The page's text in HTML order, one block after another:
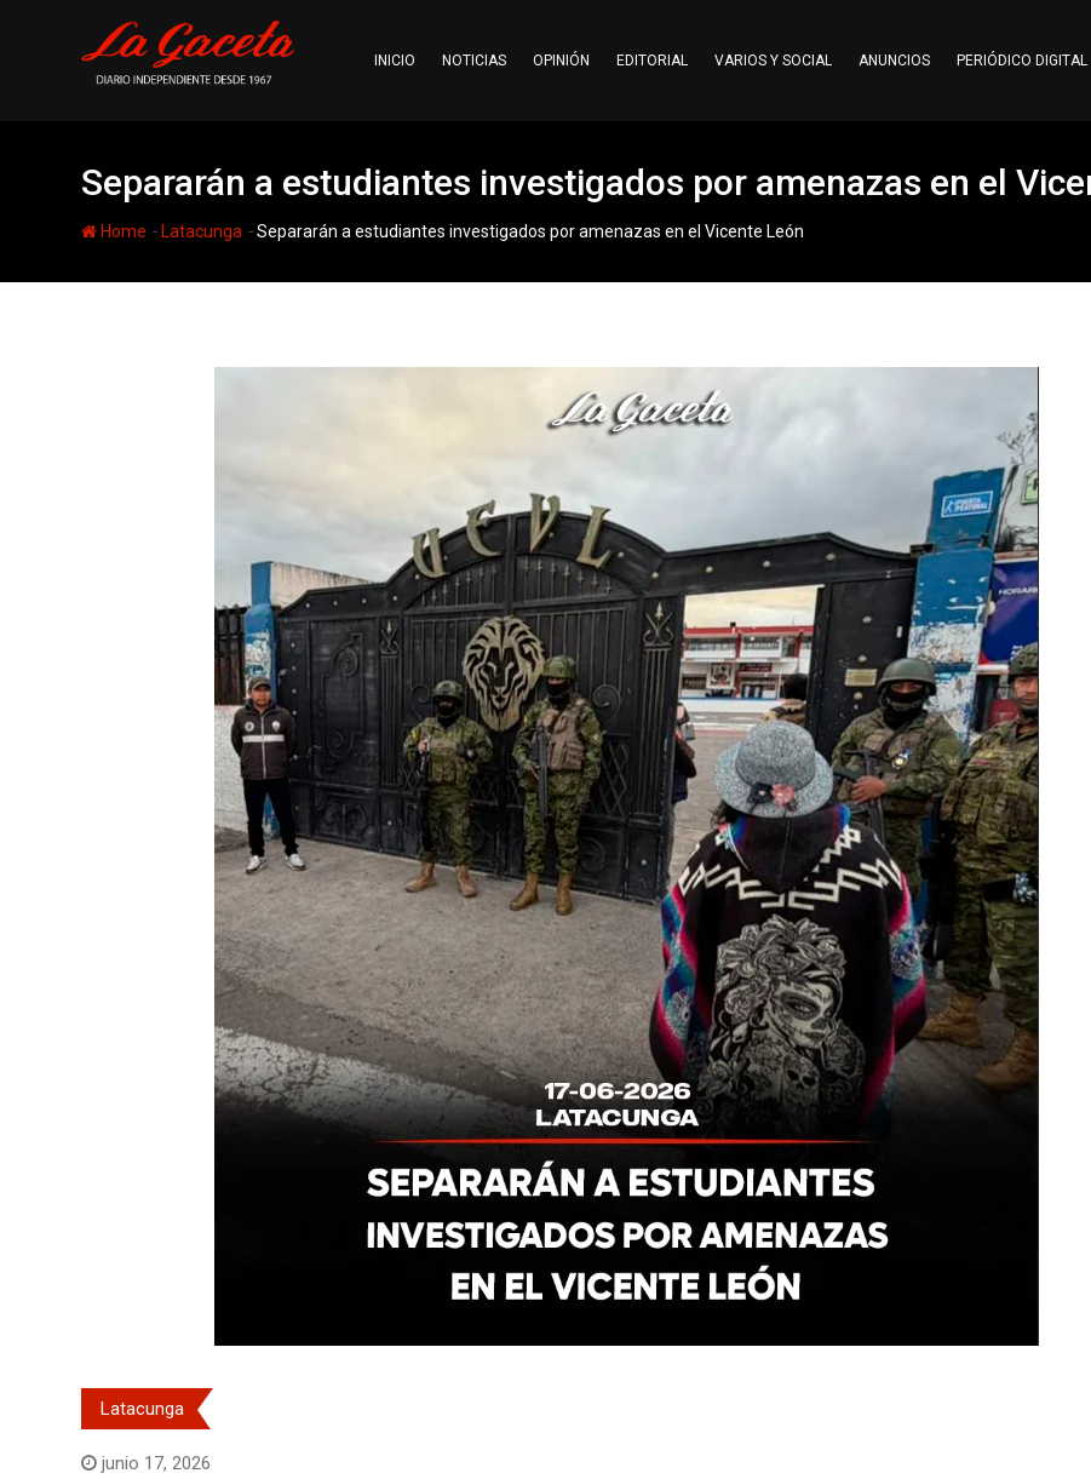
INICIO NOTICIAS OPINIÓN EDITORIAL VARIOS Y SOCIAL ANUNCIOS PERIÓDICO DIGITAL
Separarán a estudiantes investigados por amenazas en el
Home - Latacunga -Separarán a estudiantes investigados por amenazas en el Vicente León
Latacunga
junio 17, 2026